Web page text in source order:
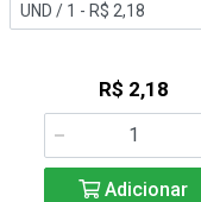
R$ 2,18
Adicionar